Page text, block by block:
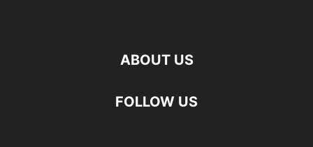
ABOUT US
FOLLOW US